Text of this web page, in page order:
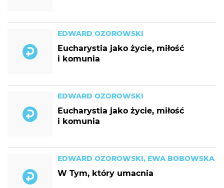
EDWARD OZOROWSKI
Eucharystia jako życie, miłość
i komunia
EDWARD OZOROWSKI
Eucharystia jako życie, miłość
i komunia
EDWARD OZOROWSKI, EWA BOBOWSKA
W Tym, który umacnia